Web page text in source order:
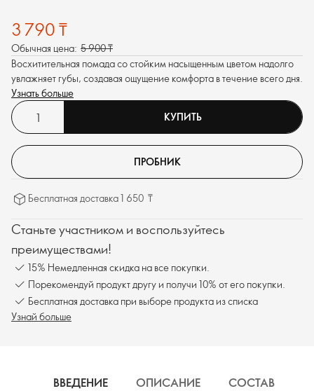
3 790 ₸
Обычная цена: 5 900 ₸
Восхитительная помада со стойким насыщенным цветом надолго
увлажняет губы, создавая ощущение комфорта в течение всего дня.
Узнать больше
КУПИТЬ
ПРОБНИК
Бесплатная доставка 1 650 ₸
Станьте участником и воспользуйтесь
преимуществами!
15% Немедленная скидка на все покупки.
Порекомендуй продукт другу и получи 10% от его покупки.
Бесплатная доставка при выборе продукта из списка
Узнай больше
ВВЕДЕНИЕ ОПИСАНИЕ СОСТАВ